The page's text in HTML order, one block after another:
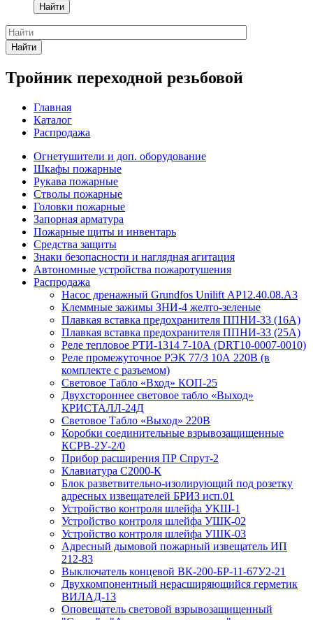
Найти
Найти
Тройник переходной резьбовой
Главная
Каталог
Распродажа
Огнетушители и доп. оборудование
Шкафы пожарные
Рукава пожарные
Стволы пожарные
Головки пожарные
Запорная арматура
Пожарные щиты и инвентарь
Средства защиты
Знаки безопасности и наглядная агитация
Автономные устройства пожаротушения
Распродажа
Насос дренажный Grundfos Unilift АP12.40.08.A3
Клеммные зажимы ЗНИ-4 желто-зеленые
Плавкая вставка предохранителя ППНИ-33 (16А)
Плавкая вставка предохранителя ППНИ-33 (25А)
Реле тепловое РТИ-1314 7-10А (DRT10-0007-0010)
Реле промежуточное РЭК 77/3 10А 220В (в
комплекте с разъемом)
Световое Табло «Вход» КОП-25
Двухстороннее световое табло «Выход»
КРИСТАЛЛ-24Д
Световое Табло «Выход» 220В
Коробки соединительные взрывозащищенные
КСРВ-2У-2/0
Прибор расширения ПР Спрут-2
Клавиатура С2000-К
Блок разветвительно-изолирующий под розетку
адресных извещателей БРИЗ исп.01
Устройство контроля шлейфа УКШ-1
Устройство контроля шлейфа УШК-02
Устройство контроля шлейфа УШК-03
Адресный дымовой пожарный извещатель ИП
212-83
Выключатель концевой ВК-200-БР-11-67У2-21
Двухкомпонентный нерасширяющийся герметик
ВИЛАД-13
Оповещатель световой взрывозащищенный